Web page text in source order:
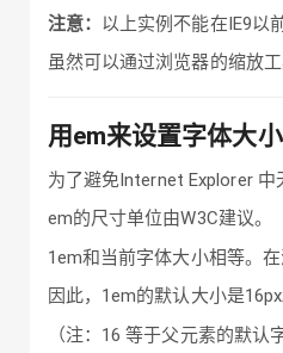
注意： 以上实例不能在IE9以
虽然可以通过浏览器的缩放
用em来设置字体大小
为了避免Internet Explorer 中
em的尺寸单位由W3C建议。
1em和当前字体大小相等。
因此，1em的默认大小是
（注：16 等于父元素的默